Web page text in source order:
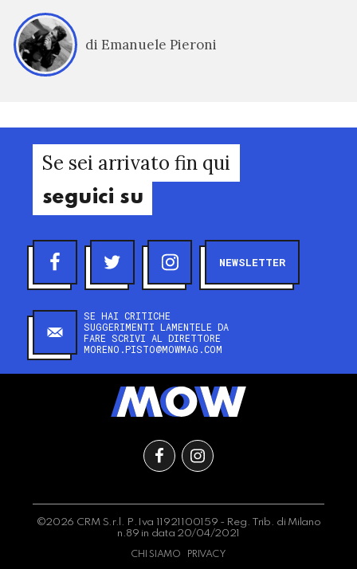
di Emanuele Pieroni
Se sei arrivato fin qui
seguici su
NEWSLETTER
SE HAI CRITICHE
SUGGERIMENTI LAMENTELE DA
FARE SCRIVI AL DIRETTORE
MORENO.PISTO@MOWMAG.COM
©2026 CRM S.r.l. P.Iva 11921100159 - Reg. Trib. di Milano
n.89 in data 20/04/2021
CHI SIAMO PRIVACY